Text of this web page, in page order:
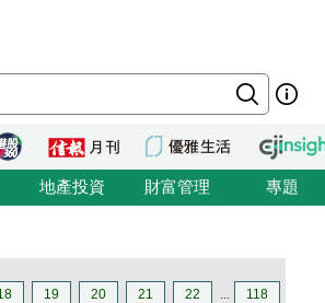
地產投資 財富管理 專題
19 20 21 22 ... 118